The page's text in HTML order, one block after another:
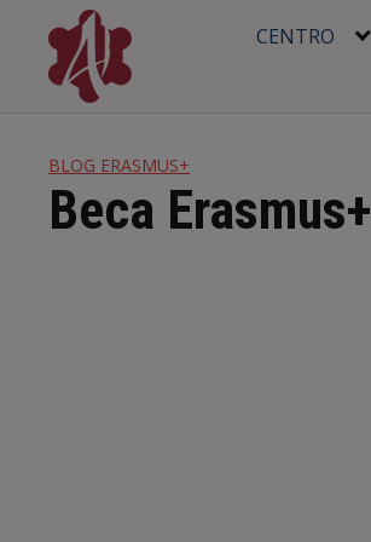
content
CENTRO
BLOG ERASMUS+
Beca Erasmus+